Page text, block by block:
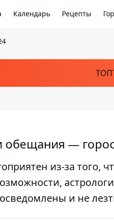
Календарь Рецепты
обещания —
из-за того,
и не